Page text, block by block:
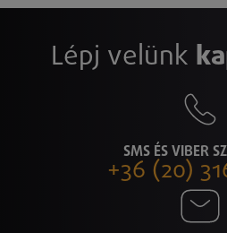
Lépj velünk
SMS ÉS VIBER
+36 (20)